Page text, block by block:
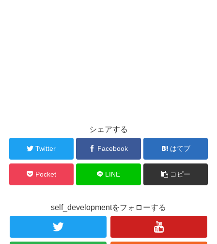
シェアする
Twitter Facebook はてブ
Pocket LINE コピー
self_developmentをフォローする